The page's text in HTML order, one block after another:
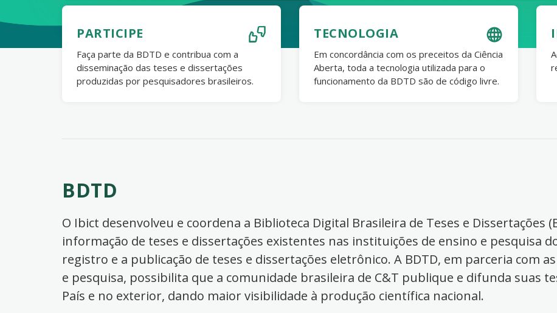
PARTICIPE
Faça parte da BDTD e contribua com a
disseminação das teses e dissertações
produzidas por pesquisadores brasileiros.
TECNOLOGIA
Em concordância com os preceitos da Ciência
Aberta, toda a tecnologia utilizada para o
funcionamento da BDTD são de código livre.
BDTD
O Ibict desenvolveu e coordena a Biblioteca Digital Brasileira de Teses e Dissertações
informação de teses e dissertações existentes nas instituições de ensino e pesquisa
registro e a publicação de teses e dissertações eletrônico. A BDTD, em parceria com
e pesquisa, possibilita que a comunidade brasileira de C&T publique e difunda suas
País e no exterior, dando maior visibilidade à produção científica nacional.